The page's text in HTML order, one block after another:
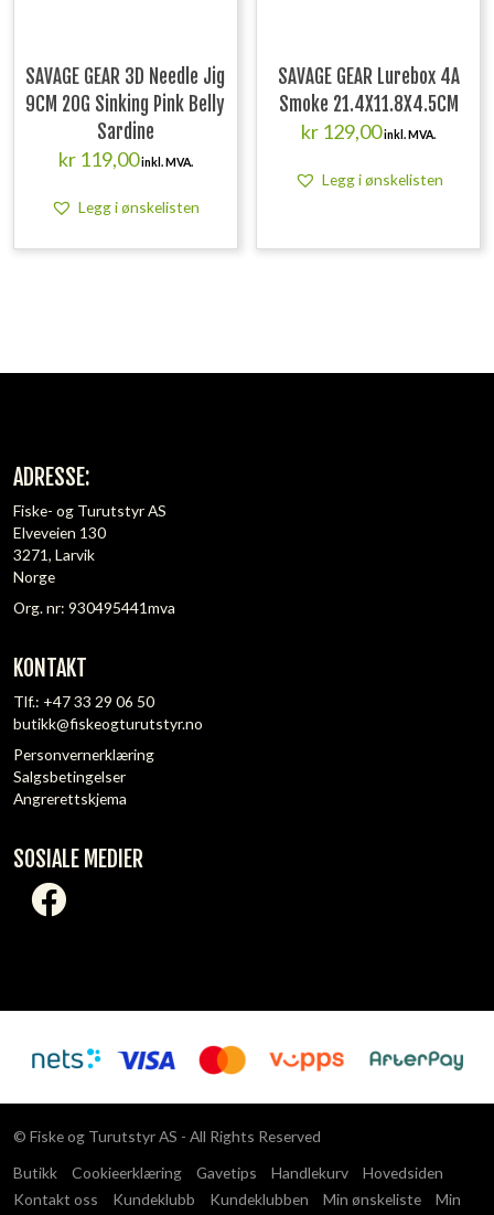
SAVAGE GEAR 3D Needle Jig
9CM 20G Sinking Pink Belly
Sardine
kr119,00inkl. MVA.
Legg i ønskelisten
SAVAGE GEAR Lurebox 4A
Smoke 21.4X11.8X4.5CM
kr 129,00inkl. MVA.
Legg i ønskelisten
ADRESSE:
Fiske- og Turutstyr AS
Elveveien 130
3271, Larvik
Norge
Org. nr: 930495441mva
KONTAKT
Tlf.: +47 33 29 06 50
butikk@fiskeogturutstyr.no
Personvernerklæring
Salgsbetingelser
Angrerettskjema
SOSIALE MEDIER
© Fiske og Turutstyr AS - All Rights Reserved
Butikk
Cookieerklæring Gavetips Handlekurv
Hovedsiden
Kontakt oss
Kundeklubb Kundeklubben Min ønskeliste Min